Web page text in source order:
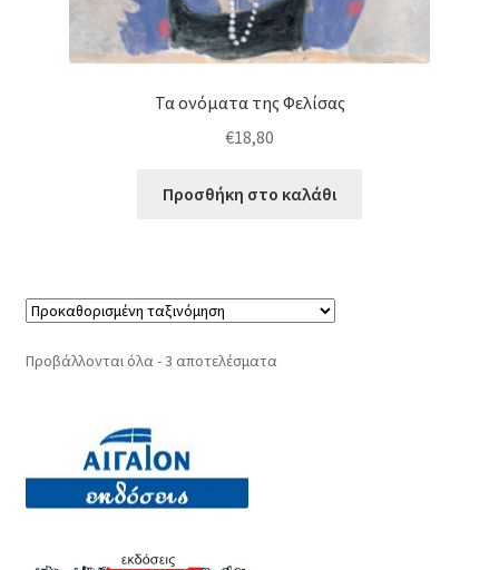
Τα ονόματα της Φελίσας
€18,80
Προσθήκη στο καλάθι
Προβάλλονται όλα - 3 αποτελέσματα